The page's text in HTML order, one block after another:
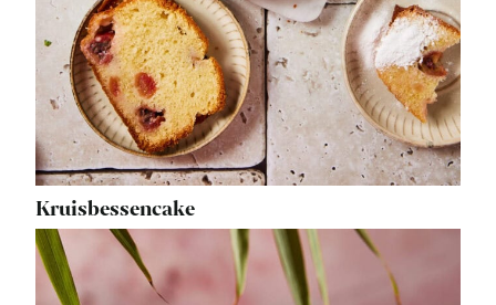
Kruisbessencake